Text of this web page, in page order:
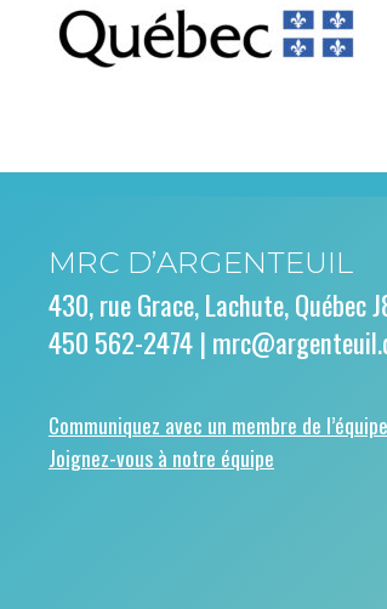
MRC D’ARGENTEUIL
430, rue Grace, Lachute, Québec
450 562-2474 |
Communiquez avec un membre de l’équipe
Joignez-vous à notre équipe